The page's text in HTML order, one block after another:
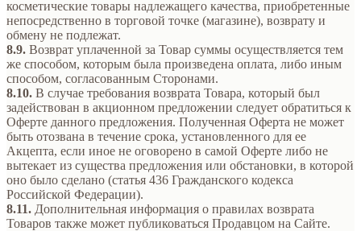
косметические товары надлежащего качества, приобретенные
непосредственно в торговой точке (магазине), возврату и
обмену не подлежат.
8.9. Возврат уплаченной за Товар суммы осуществляется тем
же способом, которым была произведена оплата, либо иным
способом, согласованным Сторонами.
8.10. В случае требования возврата Товара, который был
задействован в акционном предложении следует обратиться к
Оферте данного предложения. Полученная Оферта не может
быть отозвана в течение срока, установленного для ее
Акцепта, если иное не оговорено в самой Оферте либо не
вытекает из существа предложения или обстановки, в которой
оно было сделано (статья 436 Гражданского кодекса
Российской Федерации).
8.11. Дополнительная информация о правилах возврата
Товаров также может публиковаться Продавцом на Сайте.